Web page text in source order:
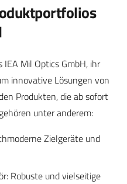
Mil Optics GmbH, ihr
innovative Lösungen von
Produkten, die ab sofort
unter anderem:
Zielgeräte und
Robuste und vielseitige